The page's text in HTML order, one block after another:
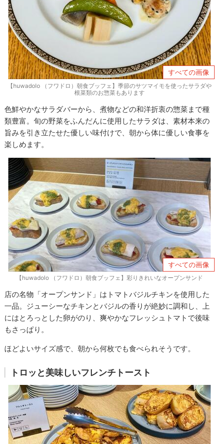
すべての画像
【huwadolo （フワドロ）朝食ブッフェ】季節のサツマイモを使ったサラダや
根菜類のお惣菜もあります
色鮮やかなサラダバーから、煮物などの和洋折衷の惣菜まで種
類豊富。旬の野菜をふんだんに使用したサラダは、素材本来の
旨みを引き立たせた優しい味付けで、朝から体に優しい食事を
楽しめます。
すべての画像
【huwadolo （フワドロ）朝食ブッフェ】彩りきれいなオープンサンド
店の名物「オープンサンド」はトマトバジルチキンを使用した
一品。ジューシーなチキンとバジルの香りが絶妙に調和し、上
にはとろっとした卵がのり、爽やかなフレッシュトマトで後味
もさっぱり。
ほどよいサイズ感で、朝から何枚でも食べられそうです。
トロッと美味しいフレンチトースト